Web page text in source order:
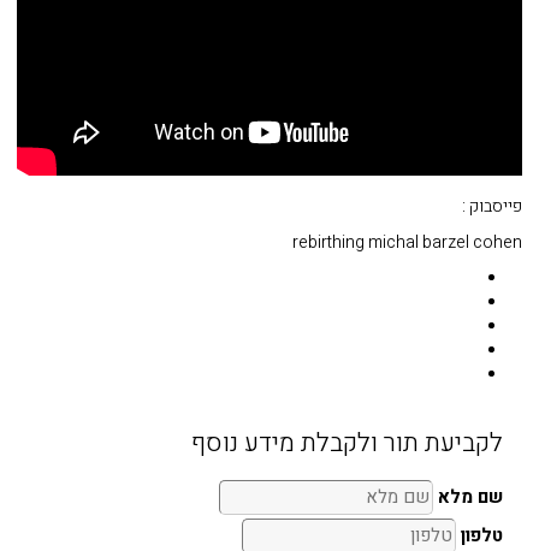
לקביעת תור ולקבלת מידע נוסף
שם מלא
טלפון
פייסבוק :
rebirthing michal barzel cohen